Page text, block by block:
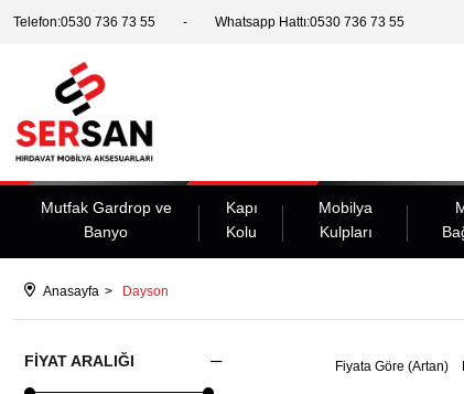
Telefon:0530 736 73 55 Whatsapp Hattı:0530 736 73 55
Mutfak Gardrop ve
Banyo
Kapı
Kolu
Mobilya
Kulpları
Anasayfa Dayson
FIYAT ARALIĞI Fiyata Göre (Artan)